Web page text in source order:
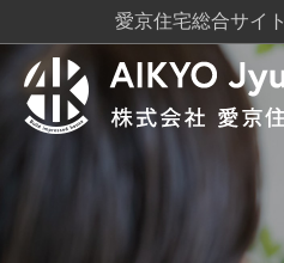
愛京住宅総合サイト